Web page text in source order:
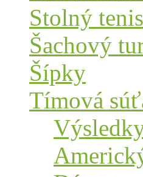
Stolný tenis
Šachový
Šípky
Tímová